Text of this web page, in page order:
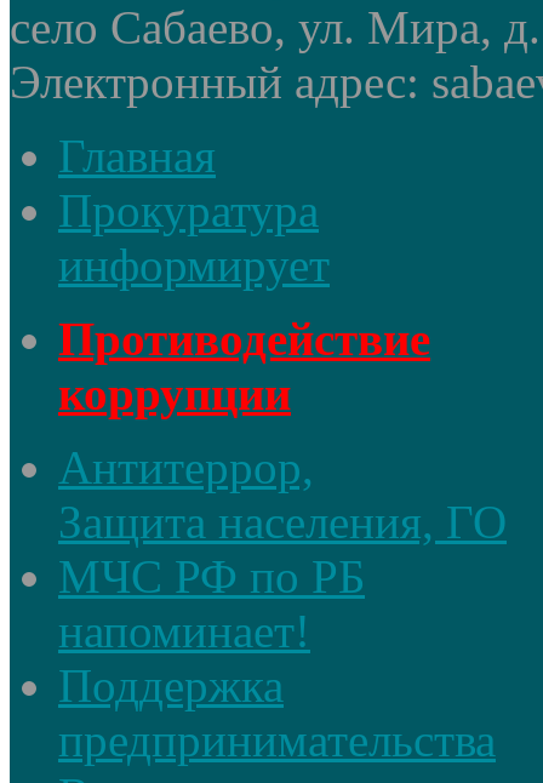
село Сабаево, ул. Мира,
Электронный адрес:
Главная
Прокуратура
информирует
Противодействие
коррупции
Антитеррор,
Защита населения, ГО
МЧС РФ по РБ
напоминает!
Поддержка
предпринимательства